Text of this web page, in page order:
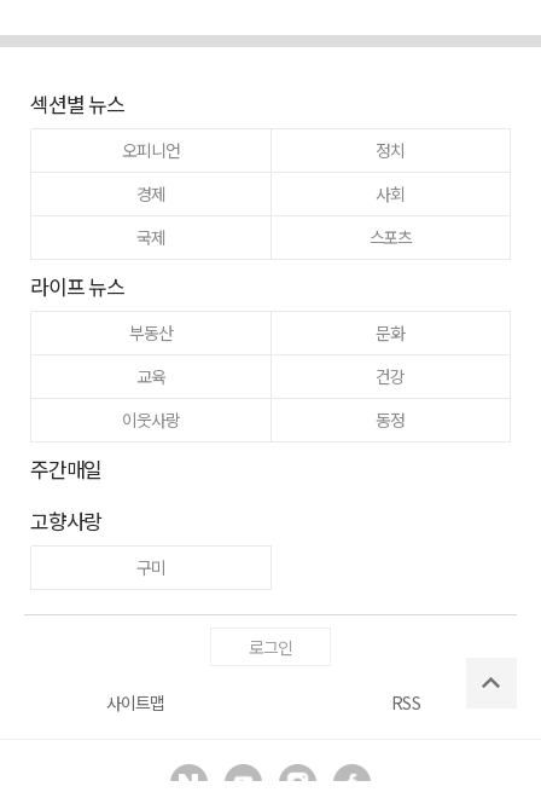
섹션별 뉴스
오피니언
정치
경제
사회
국제
스포츠
라이프 뉴스
부동산
문화
교육
건강
이웃사랑
동정
주간매일
고향사랑
구미
로그인
사이트맵 RSS